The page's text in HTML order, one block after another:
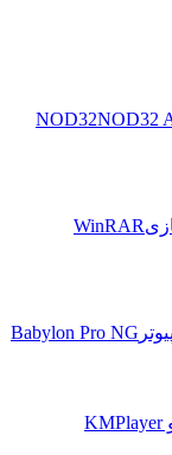
NOD32
WinRAR
Babylon Pro NG
KMPlayer